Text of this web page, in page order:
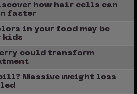
how hair cells can
faster
in your food may be
kids
could transform
Massive weight loss